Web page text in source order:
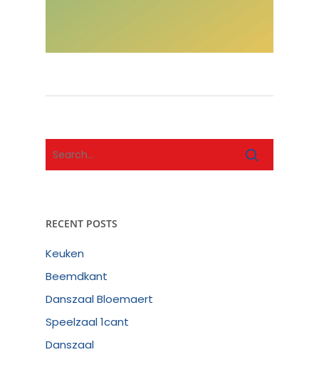
RECENT POSTS
Keuken
Beemdkant
Danszaal Bloemaert
Speelzaal 1cant
Danszaal